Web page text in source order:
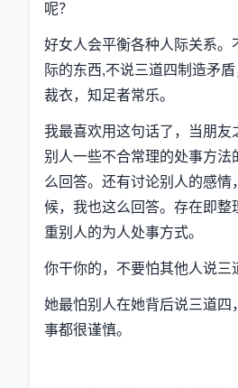
呢？
好女人会平衡各种人际关系。
际的东西,不说三道四制造矛
裁衣，知足者常乐。
我最喜欢用这句话了，当朋友
别人一些不合常理的处事方法
么回答。还有讨论别人的感情
候，我也这么回答。存在即整
重别人的为人处事方式。
你干你的，不要怕其他人说三
她最怕别人在她背后说三道四
事都很谨慎。